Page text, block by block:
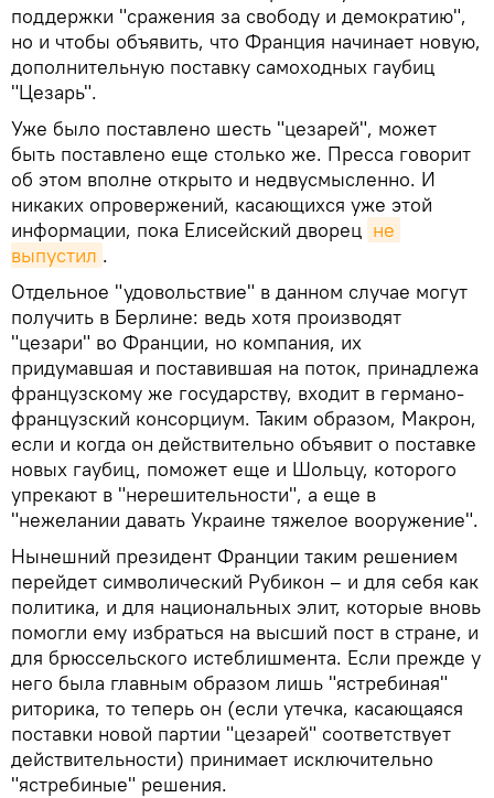
поддержки "сражения за свободу и демократию",
но и чтобы объявить, что Франция начинает новую,
дополнительную поставку самоходных гаубиц
"Цезарь".
Уже было поставлено шесть "цезарей", может
быть поставлено еще столько же. Пресса говорит
об этом вполне открыто и недвусмысленно. И
никаких опровержений, касающихся уже этой
информации, пока Елисейский дворец не
выпустил .
Отдельное "удовольствие" в данном случае могут
получить в Берлине: ведь хотя производят
"цезари" во Франции, но компания, их
придумавшая и поставившая на поток, принадлежа
французскому же государству, входит в германо-
французский консорциум. Таким образом, Макрон,
если и когда он действительно объявит о поставке
новых гаубиц, поможет еще и Шольцу, которого
упрекают в "нерешительности", а еще в
"нежелании давать Украине тяжелое вооружение".
Нынешний президент Франции таким решением
перейдет символический Рубикон – и для себя как
политика, и для национальных элит, которые вновь
помогли ему избраться на высший пост в стране, и
для брюссельского истеблишмента. Если прежде у
него была главным образом лишь "ястребиная"
риторика, то теперь он (если утечка, касающаяся
поставки новой партии "цезарей" соответствует
действительности) принимает исключительно
"ястребиные" решения.